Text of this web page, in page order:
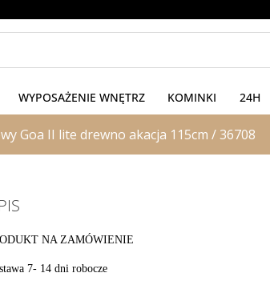
WYPOSAŻENIE WNĘTRZ KOMINKI 24H
Goa II lite drewno akacja 115cm / 36708
NA ZAMÓWIENIE
7- 14 dni robocze